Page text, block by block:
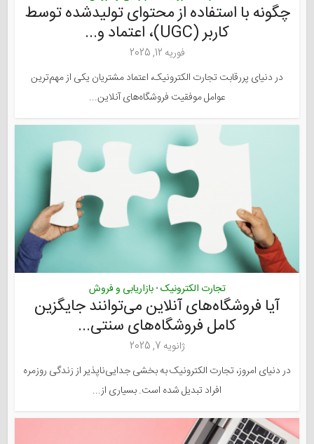
چگونه با استفاده از محتوای تولیدشده توسط
کاربر (UGC)، اعتماد و...
فوریه 12, 2025
در دنیای پررقابت تجارت الکترونیک، اعتماد مشتریان یکی از مهم‌ترین
عوامل موفقیت فروشگاه‌های آنلاین...
بازاریابی و فروش • تجارت الکترونیک
آیا فروشگاه‌های آنلاین می‌توانند جایگزین
کامل فروشگاه‌های سنتی...
ژانویه 7, 2025
در دنیای امروز، تجارت الکترونیک به بخشی جدایی‌ناپذیر از زندگی روزمره
افراد تبدیل شده است. بسیاری از...